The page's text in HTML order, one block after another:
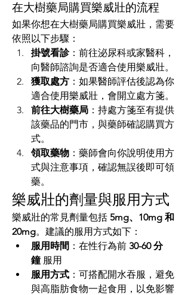
在大樹藥局購買樂威壯的流程
如果你想在大樹藥局購買樂威壯，需要
依照以下步驟：
掛號看診：前往泌尿科或家醫科，
向醫師諮詢是否適合使用樂威壯。
獲取處方 ：如果醫師評估後認為你
適合使用樂威壯，會開立處方箋。
前往大樹藥局 ：持處方箋至有提供
該藥品的門市，與藥師確認購買方
式。
領取藥物 ：藥師會向你說明使用方
式與注意事項，確認無誤後即可領
藥。
樂威壯的劑量與服用方式
樂威壯的常見劑量包括 5mg、10mg 和
20mg。建議的服用方式如下：
服用時間 ：在性行為前 30-60 分
鐘 服用
服用方式 ：可搭配開水吞服，避免
與高脂肪食物一起食用，以免影響